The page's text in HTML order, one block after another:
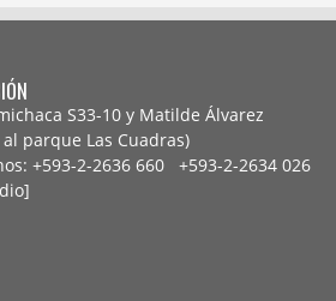
S33-10 y Matilde Álvarez
parque Las Cuadras)
+593-2-2636 660 +593-2-2634 026